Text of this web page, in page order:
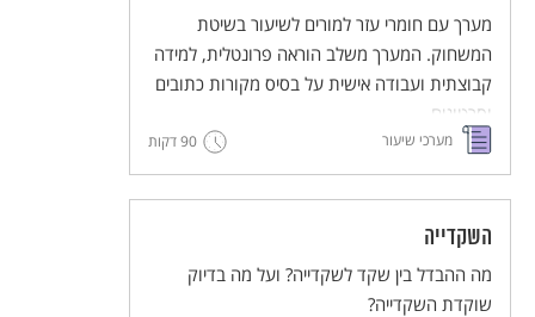
מערך עם חומרי עזר למורים לשיעור בשיטת
המשחוק. המערך משלב הוראה פרונטלית, למידה
קבוצתית ועבודה אישית על בסיס מקורות כתובים
וסרטונים.
מסדרת מערכי השיעור המדגימים שיטות הוראה
חדשניות והמלוות יחידות ללימוד עצמי של
השיטות הללו (פלפ"ל - פעילות פדגוגית לימודית
למורים).
מערכי שיעור 90 דקות
השקדייה
מה ההבדל בין שקד לשקדייה? ועל מה בדיוק
שוקדת השקדייה?